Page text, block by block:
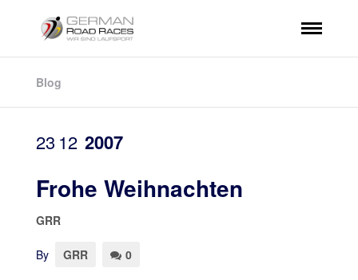
Blog
23 12 2007
Frohe Weihnachten
GRR
By GRR 0